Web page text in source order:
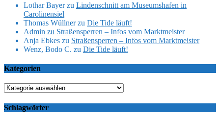
Lothar Bayerzu Lindenschnitt am Museumshafen in
Carolinensiel
Thomas Wüllnerzu Die Tide läuft!
Admin zu Straßensperren – Infos vom Marktmeister
Anja Ebkes zu Straßensperren – Infos vom Marktmeister
Wenz, Bodo C. zu Die Tide läuft!
Kategorien
Kategorien
Schlagwörter